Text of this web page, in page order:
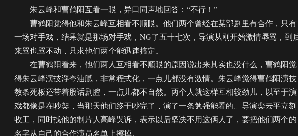
朱云峰和曹鹤阳互看一眼，异口同声地回答：“不行！”
曹鹤阳觉得他和朱云峰互相看不顺眼。他们两个曾经在某部剧里有合作，只有
一场对手戏，结果就是那场对手戏，NG了五十七次，导演从刚开始激情辱骂，到
来骂也骂不动，只求他们两个能迅速搞定。
在曹鹤阳看来，他们两人互相看不顺眼的原因说出来其实也没什么，曹鹤阳觉
得朱云峰演技浮夸油腻，非常程式化，一点儿都没有激情。朱云峰觉得曹鹤阳演技
教条死板还带着股话剧腔，一点儿都不自然。两个人就这样互相较劲儿，以至于演
戏都像是在吵架，当那天他们终于吵完了，演了一条勉强能看的。导演栾云平立刻
收工，同时找他的制片人高峰哭诉，表示以后坚决不用这俩人了，要把他们两个的
名字从自己的合作演员名单上擦掉。